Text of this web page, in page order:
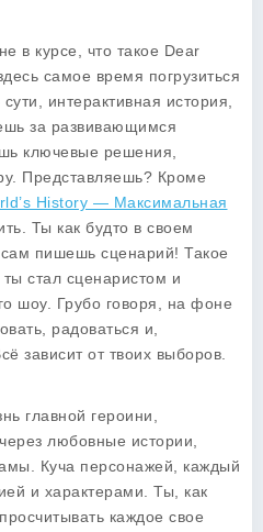
в курсе, что такое Dear
здесь самое время погрузиться
интерактивная история,
за развивающимся
ключевые решения,
Представляешь? Кроме
History — Максимальная
Ты как будто в своем
пишешь сценарий! Такое
стал сценаристом и
шоу. Грубо говоря, на фоне
радоваться и,
зависит от твоих выборов.
главной героини,
любовные истории,
Куча персонажей, каждый
и характерами. Ты, как
каждое свое